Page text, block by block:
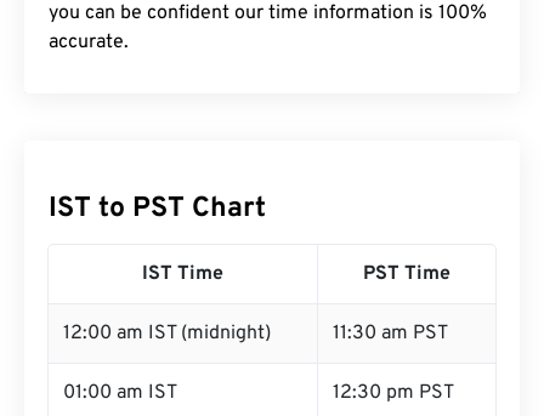
you can be confident our time information is 100%
accurate.
IST to PST Chart
IST Time PST Time
12:00 am IST (midnight) 11:30 am PST
01:00 am IST 12:30 pm PST